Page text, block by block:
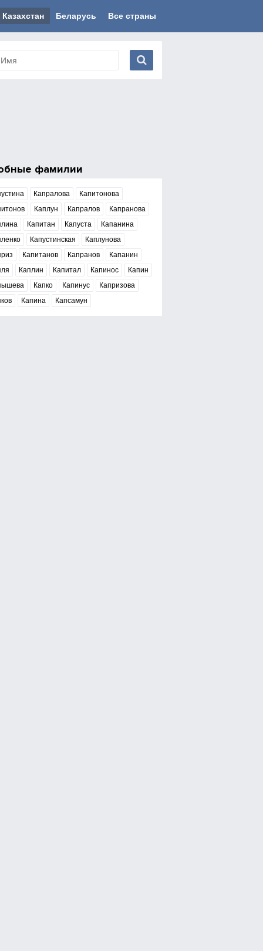
Казахстан Беларусь Все страны
фамилии
Капралова
Капитонова
Каплун Капралов
Капранова
Капитан Капуста
Капанина
Капустинская
Каплунова
Капитанов Капранов
Капанин
Каплин Капитал Капинос
Капин
Капко Капинус
Капризова
Капина Капсамун